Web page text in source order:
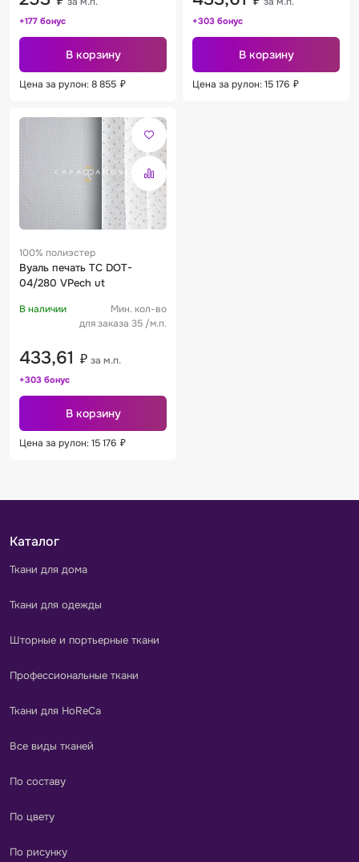
+177 бонус
В корзину
Цена за рулон: 8 855 ₽
+303 бонус
В корзину
Цена за рулон: 15 176 ₽
100% полиэстер
Вуаль печать TC DOT-
04/280 VPech ut
В наличии
Мин. кол-во
для заказа 35 /м.п.
433,61 ₽ за м.п.
+303 бонус
В корзину
Цена за рулон: 15 176 ₽
Каталог
Ткани для дома
Ткани для одежды
Шторные и портьерные ткани
Профессиональные ткани
Ткани для HoReCa
Все виды тканей
По составу
По цвету
По рисунку